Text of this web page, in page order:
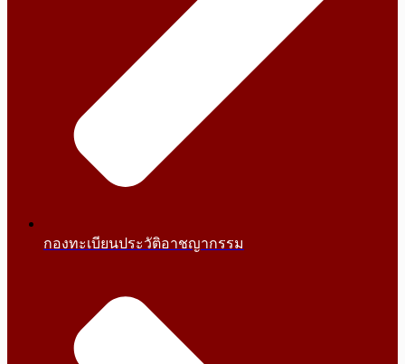
กองทะเบียนประวัติอาชญากรรม